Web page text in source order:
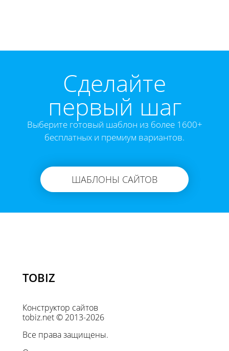
Cделайте
первый шаг
Выберите готовый шаблон из более 1600+
бесплатных и премиум вариантов.
ШАБЛОНЫ САЙТОВ
TOBIZ
Конструктор сайтов
tobiz.net © 2013-2026
Все права защищены.